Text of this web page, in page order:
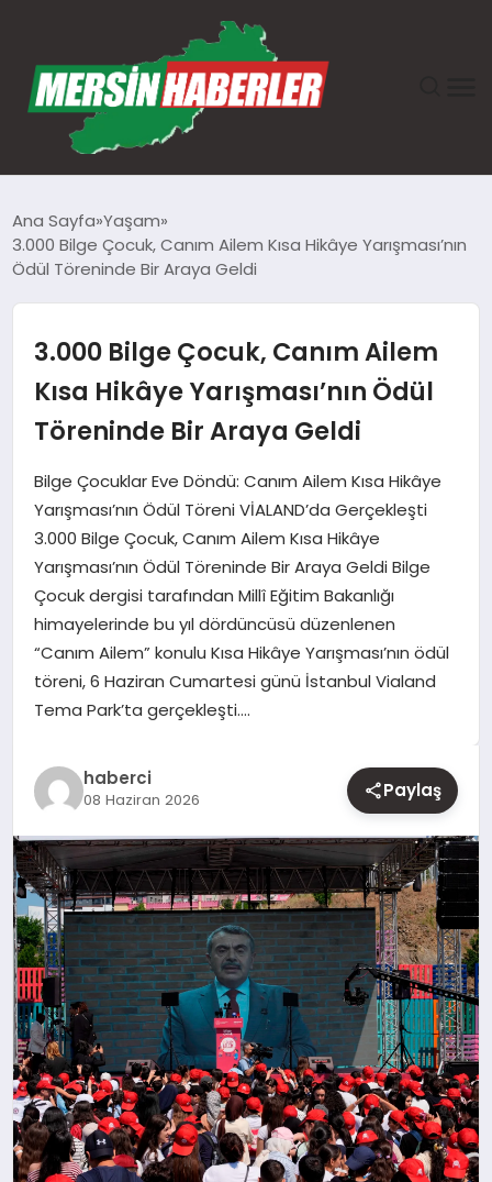
GÜNDEM
TEKNOLOJI
SPOR
YAŞAM
EĞITIM
Ana Sayfa Yaşam
3.000 Bilge Çocuk, Canım Ailem Kısa Hikâye Yarışması’nın
Ödül Töreninde Bir Araya Geldi
3.000 Bilge Çocuk, Canım Ailem
Kısa Hikâye Yarışması’nın Ödül
Töreninde Bir Araya Geldi
Bilge Çocuklar Eve Döndü: Canım Ailem Kısa Hikâye
Yarışması’nın Ödül Töreni VİALAND’da Gerçekleşti
3.000 Bilge Çocuk, Canım Ailem Kısa Hikâye
Yarışması’nın Ödül Töreninde Bir Araya Geldi Bilge
Çocuk dergisi tarafından Millî Eğitim Bakanlığı
himayelerinde bu yıl dördüncüsü düzenlenen
“Canım Ailem” konulu Kısa Hikâye Yarışması’nın ödül
töreni, 6 Haziran Cumartesi günü İstanbul Vialand
Tema Park’ta gerçekleşti….
haberci
08 Haziran 2026 Paylaş